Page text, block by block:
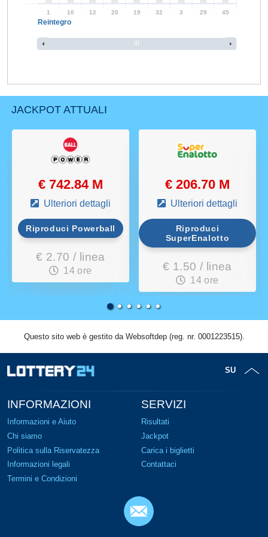
Reintegro
1 10 12 20 19 32 3 29 45
JACKPOT ATTUALI
€ 742.84 M
Ulteriori dettagli
Riproduci Powerball
€ 2.70 / linea
14 ore
€ 206.70 M
Ulteriori dettagli
Riproduci
SuperEnalotto
€ 1.50 / linea
14 ore
Questo sito web è gestito da Websoftdep (reg. nr. 0001223515).
SU
INFORMAZIONI
Informazioni e Aiuto
Chi siamo
Politica sulla Riservatezza
Informazioni legali
Termini e Condizioni
SERVIZI
Risultati
Jackpot
Carica i biglietti
Contattaci